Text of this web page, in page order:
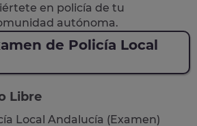
en policía de tu
autónoma.
de Policía Local
Libre
Local Andalucía (Examen)